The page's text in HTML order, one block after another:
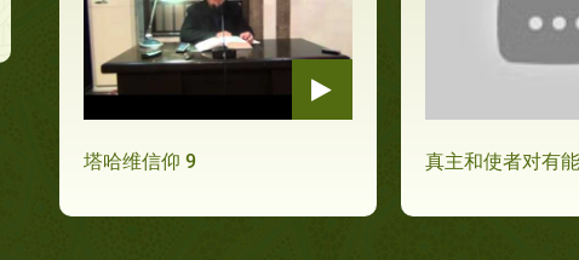
塔哈维信仰 9 真主和使者对有